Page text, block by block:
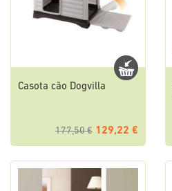
Casota cão Dogvilla
177,50 € 129,22 €